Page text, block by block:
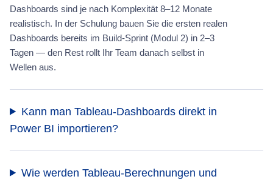
Dashboards sind je nach Komplexität 8–12 Monate
realistisch. In der Schulung bauen Sie die ersten realen
Dashboards bereits im Build-Sprint (Modul 2) in 2–3
Tagen — den Rest rollt Ihr Team danach selbst in
Wellen aus.
Kann man Tableau-Dashboards direkt in
Power BI importieren?
Wie werden Tableau-Berechnungen und